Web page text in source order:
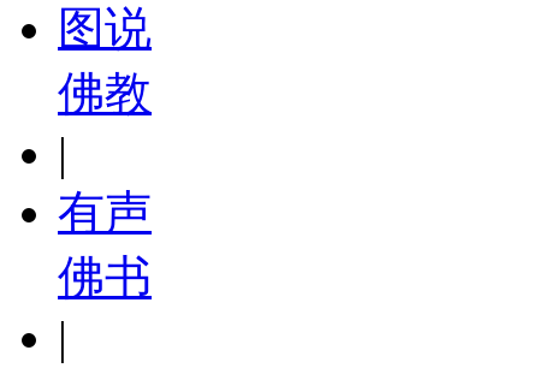
图说
佛教
|
有声
佛书
|